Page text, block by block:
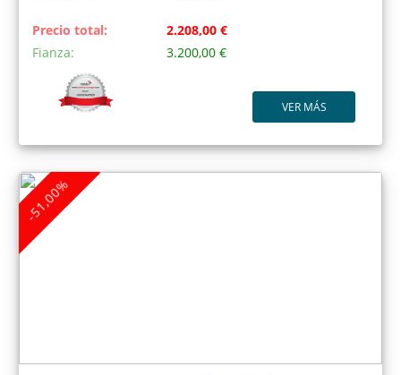
Precio total:
2.208,00 €
Fianza:
3.200,00 €
VER MÁS
-51,00%